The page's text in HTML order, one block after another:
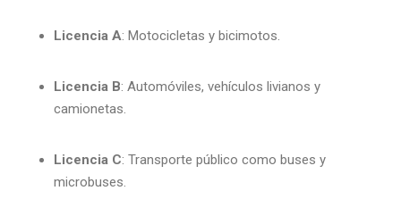
Licencia A: Motocicletas y bicimotos.
Licencia B: Automóviles, vehículos livianos y
camionetas.
Licencia C: Transporte público como buses y
microbuses.